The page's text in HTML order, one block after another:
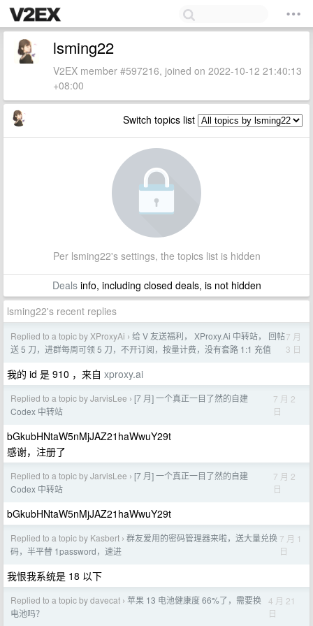
lsming22
V2EX member #597216, joined on 2022-10-12 21:40:13
+08:00
Switch topics list
Per lsming22's settings, the topics list is hidden
Dealsinfo, including closed deals, is not hidden
lsming22's recent replies
Replied to a topic by XProxyAi › 给 V 友送福利， XProxy.Ai 中转站， 回帖
送 5 刀，进群每周可领 5 刀，不开订阅，按量计费，没有套路 1:1 充值
7 月
3 日
我的 id 是 910 ，来自 xproxy.ai
Replied to a topic by JarvisLee › [7 月] 一个真正一目了然的自建
Codex 中转站
7 月 2
日
bGkubHNtaW5nMjJAZ21haWwuY29t
感谢，注册了
Replied to a topic by JarvisLee › [7 月] 一个真正一目了然的自建
Codex 中转站
7 月 2
日
bGkubHNtaW5nMjJAZ21haWwuY29t
Replied to a topic by Kasbert › 群友爱用的密码管理器来啦，送大量兑换
码，半平替 1password，速进
7 月 1
日
我恨我系统是 18 以下
Replied to a topic by davecat › 苹果 13 电池健康度 66%了，需要换
电池吗？
4 月 21
日